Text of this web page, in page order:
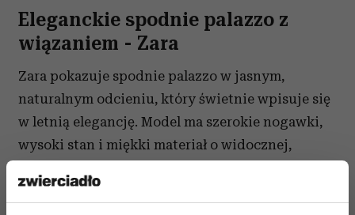
Eleganckie spodnie palazzo z
wiązaniem - Zara
Zara pokazuje spodnie palazzo w jasnym,
naturalnym odcieniu, który świetnie wpisuje się
w letnią elegancję. Model ma szerokie nogawki,
wysoki stan i miękki materiał o widocznej,
oraz wiązanie w pasie, które subtelnie podkreśla